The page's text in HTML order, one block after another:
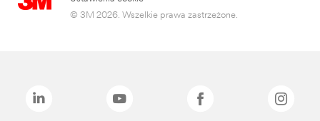
© 3M 2026. Wszelkie prawa zastrzeżone.